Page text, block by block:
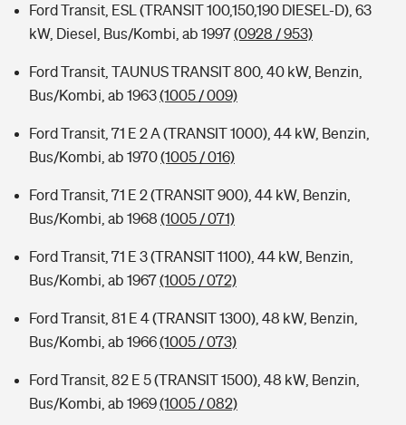
Ford Transit, ESL (TRANSIT 100,150,190 DIESEL-D), 63
kW, Diesel, Bus/Kombi, ab 1997(0928 / 953)
Ford Transit, TAUNUS TRANSIT 800, 40 kW, Benzin,
Bus/Kombi, ab 1963(1005 / 009)
Ford Transit, 71 E 2 A (TRANSIT 1000), 44 kW, Benzin,
Bus/Kombi, ab 1970(1005 / 016)
Ford Transit, 71 E 2 (TRANSIT 900), 44 kW, Benzin,
Bus/Kombi, ab 1968 (1005 / 071)
Ford Transit, 71 E 3 (TRANSIT 1100), 44 kW, Benzin,
Bus/Kombi, ab 1967(1005 / 072)
Ford Transit, 81 E 4 (TRANSIT 1300), 48 kW, Benzin,
Bus/Kombi, ab 1966(1005 / 073)
Ford Transit, 82 E 5 (TRANSIT 1500), 48 kW, Benzin,
Bus/Kombi, ab 1969(1005 / 082)